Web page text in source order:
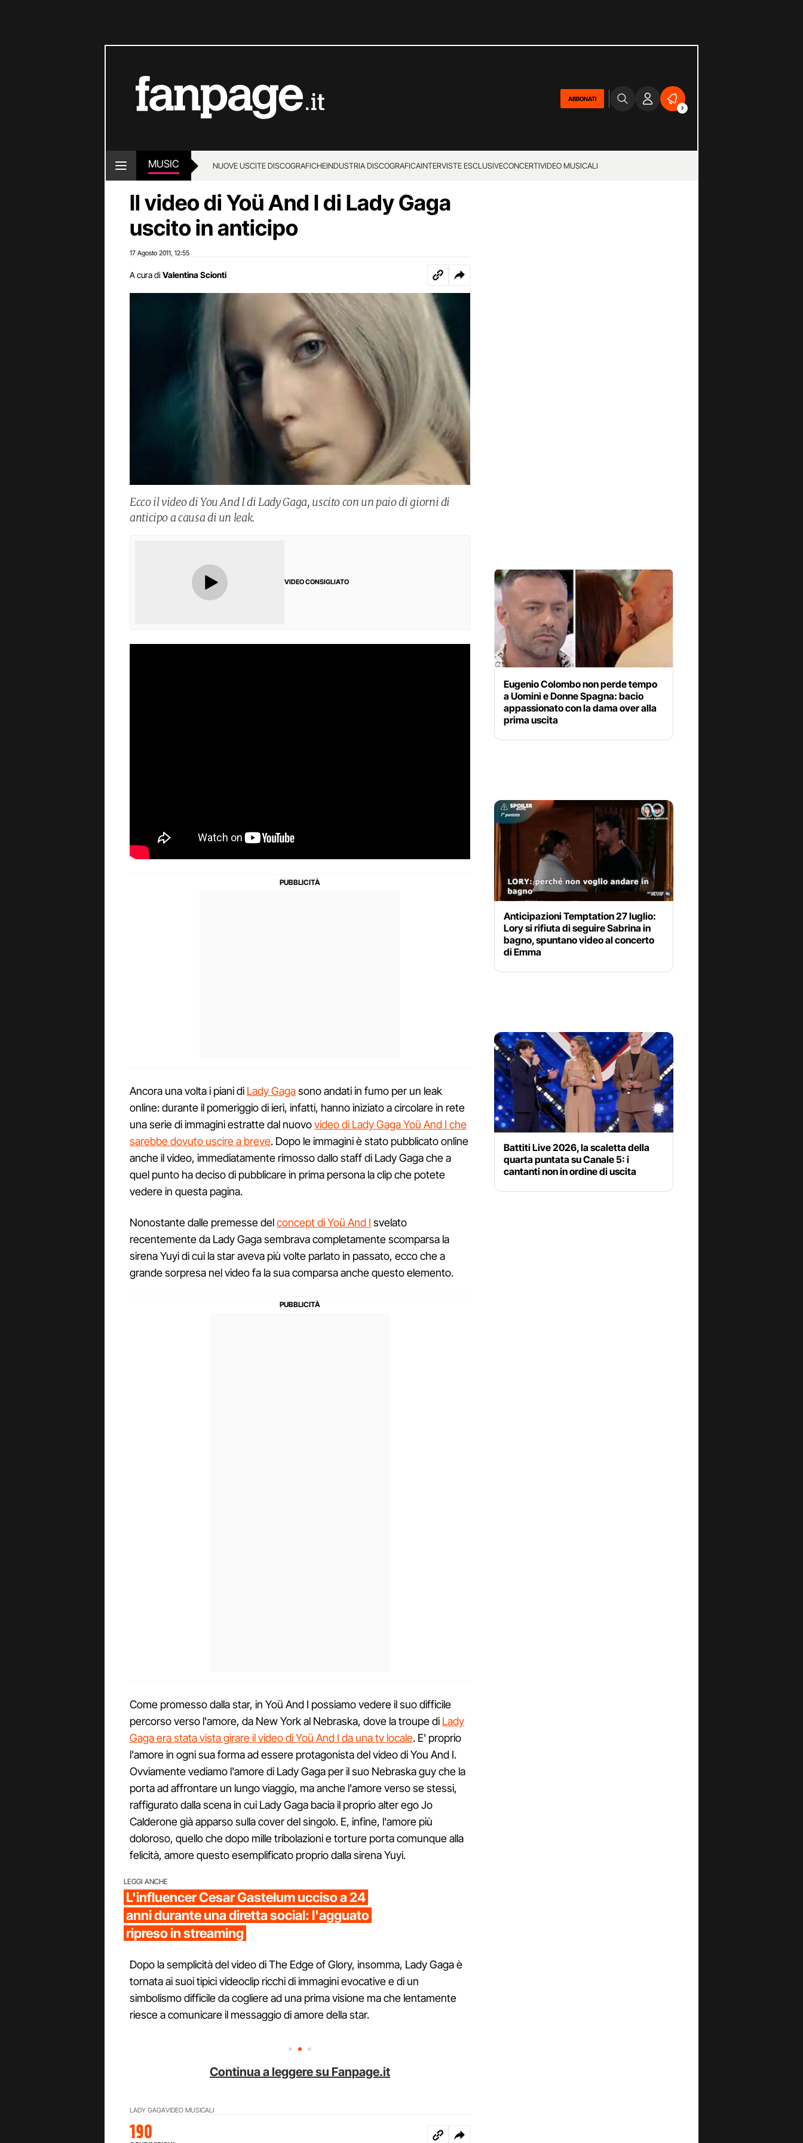
ABBONATI
2
MUSIC NUOVE USCITE DISCOGRAFICHEINDUSTRIA DISCOGRAFICAINTERVISTE ESCLUSIVECONCERTIVIDEO MUSICALI
Il video di Yoü And I di Lady Gaga
uscito in anticipo
17 Agosto 2011 12:55
A cura di Valentina Scionti
Ecco il video di You And I di Lady Gaga, uscito con un paio di giorni di
anticipo a causa di un leak.
VIDEO CONSIGLIATO
Ancora una volta i piani di Lady Gagasono andati in fumo per un leak
online: durante il pomeriggio di ieri, infatti, hanno iniziato a circolare in rete
una serie di immagini estratte dal nuovovideo di Lady Gaga Yoü And I che
sarebbe dovuto uscire a breve. Dopo le immagini è stato pubblicato online
anche il video, immediatamente rimosso dallo staff di Lady Gaga che a
quel punto ha deciso di pubblicare in prima persona la clip che potete
vedere in questa pagina.
Nonostante dalle premesse delconcept di Yoü And I svelato
recentemente da Lady Gaga sembrava completamente scomparsa la
sirena Yuyi di cui la star aveva più volte parlato in passato, ecco che a
grande sorpresa nel video fa la sua comparsa anche questo elemento.
Come promesso dalla star, in Yoü And I possiamo vedere il suo difficile
percorso verso l'amore, da New York al Nebraska, dove la troupe di Lady
Gaga era stata vista girare il video di Yoü And I da una tv locale. E' proprio
l'amore in ogni sua forma ad essere protagonista del video di You And I.
Ovviamente vediamo l'amore di Lady Gaga per il suo Nebraska guy che la
porta ad affrontare un lungo viaggio, ma anche l'amore verso se stessi,
raffigurato dalla scena in cui Lady Gaga bacia il proprio alter ego Jo
Calderone già apparso sulla cover del singolo. E, infine, l'amore più
doloroso, quello che dopo mille tribolazioni e torture porta comunque alla
felicità, amore questo esemplificato proprio dalla sirena Yuyi.
LEGGI ANCHE
L'influencer Cesar Gastelum ucciso a 24
anni durante una diretta social: l'agguato
ripreso in streaming
Dopo la semplicità del video di The Edge of Glory, insomma, Lady Gaga è
tornata ai suoi tipici videoclip ricchi di immagini evocative e di un
simbolismo difficile da cogliere ad una prima visione ma che lentamente
riesce a comunicare il messaggio di amore della star.
Continua a leggere su Fanpage.it
LADY GAGAVIDEO MUSICALI
190
Eugenio Colombo non perde tempo
a Uomini e Donne Spagna: bacio
appassionato con la dama over alla
prima uscita
Anticipazioni Temptation 27 luglio:
Lory si rifiuta di seguire Sabrina in
bagno, spuntano video al concerto
di Emma
Battiti Live 2026, la scaletta della
quarta puntata su Canale 5: i
cantanti non in ordine di uscita